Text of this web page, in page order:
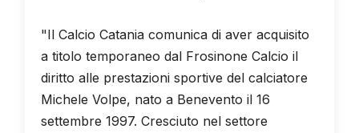
"Il Calcio Catania comunica di aver acquisito
a titolo temporaneo dal Frosinone Calcio il
diritto alle prestazioni sportive del calciatore
Michele Volpe, nato a Benevento il 16
settembre 1997. Cresciuto nel settore